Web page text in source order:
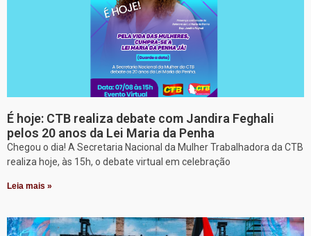
É hoje: CTB realiza debate com Jandira Feghali
pelos 20 anos da Lei Maria da Penha
Chegou o dia! A Secretaria Nacional da Mulher Trabalhadora da CTB
realiza hoje, às 15h, o debate virtual em celebração
Leia mais »